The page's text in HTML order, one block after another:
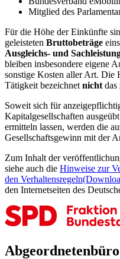
Mitglied des
Für die Höhe der Einkünfte
geleisteten Bruttobeträge
Ausgleichs- und
bleiben insbesondere eigene
sonstige Kosten aller Art. Die
Tätigkeit bezeichnet nicht das
Soweit sich für
Kapitalgesellschaften
ermitteln lassen, werden die
Gesellschaftsgewinn mit der
Zum Inhalt der
siehe auch die Hinweise zur
den Verhaltensregeln
den Internetseiten des
Abgeordnetenbüro